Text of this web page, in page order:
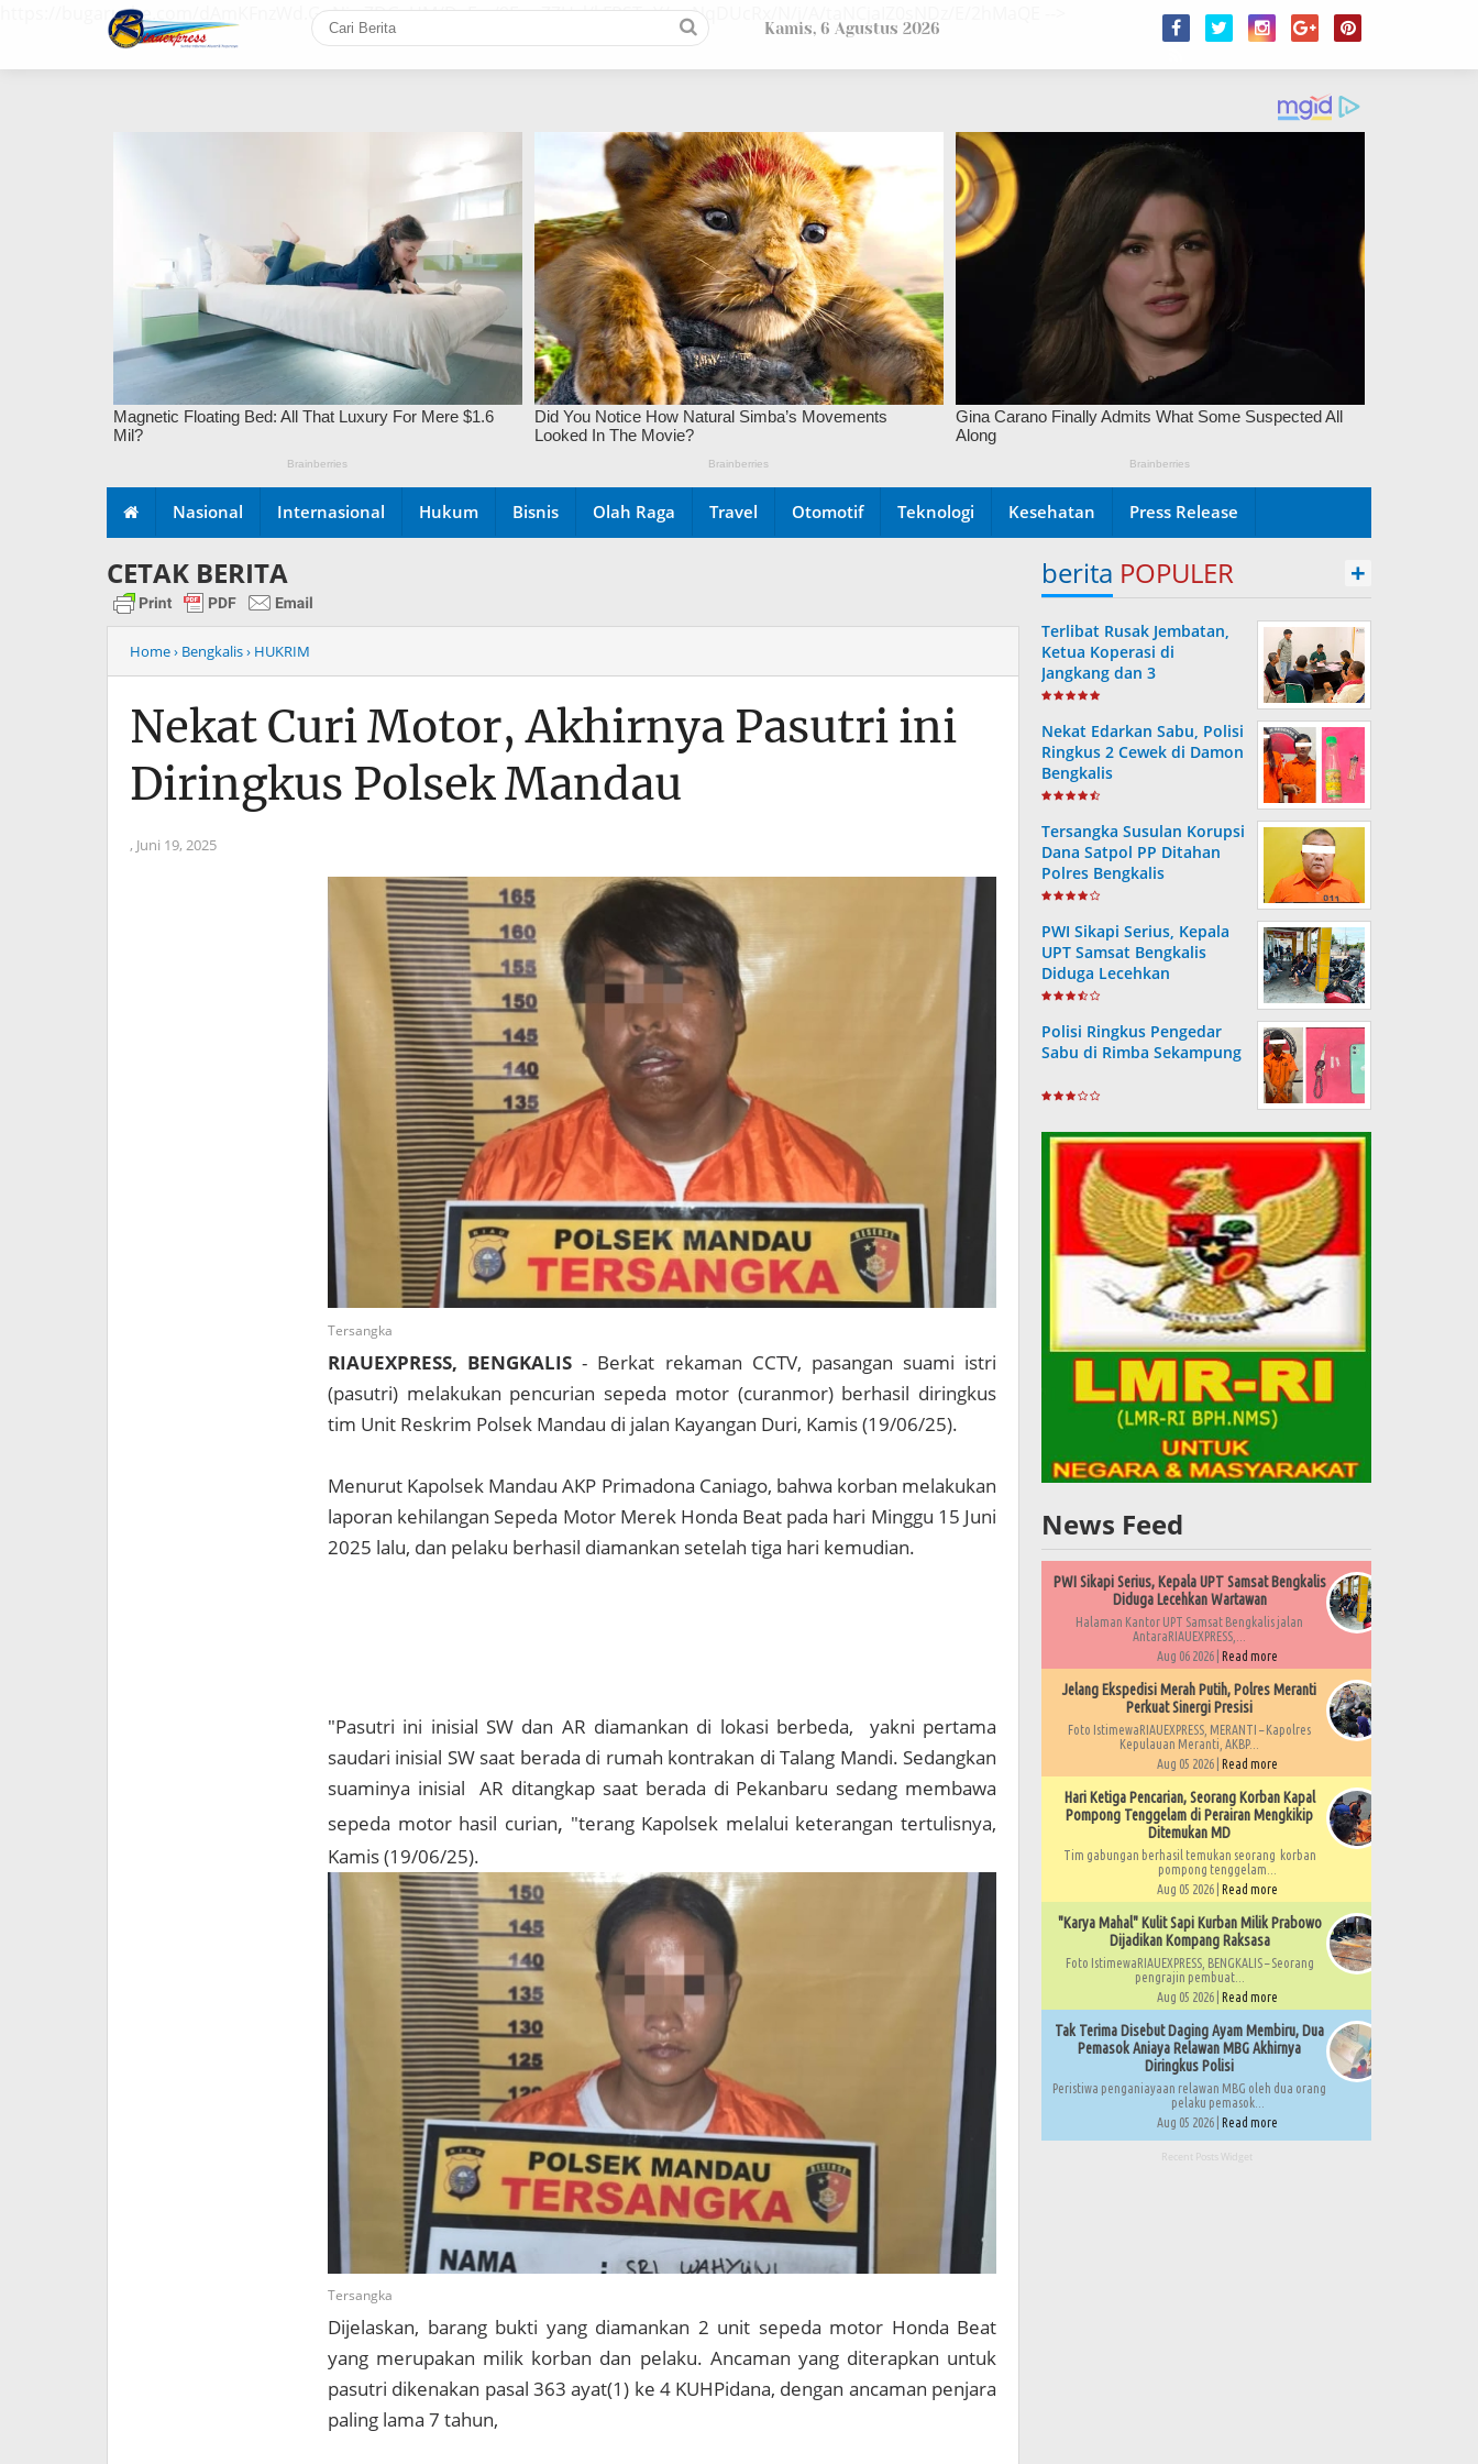
https://bugaruche.com/dAmKFnzWd.GoNiv-ZDGvUM/DeFm/9EupZZUsl/kFPSTuY/ywNqDUcRx/N/j/A/taNCjaIZ0sNDz/E/2hMaQE
Kamis, 6 Agustus 2026
Nasional Internasional Hukum Bisnis Olah Raga Travel Otomotif Teknologi Kesehatan Press Release
CETAK BERITA
Home› Bengkalis› HUKRIM
Nekat Curi Motor, Akhirnya Pasutri ini
Diringkus Polsek Mandau
, Juni 19, 2025
Tersangka
RIAUEXPRESS, BENGKALIS- Berkat rekaman CCTV, pasangan suami istri
(pasutri) melakukan pencurian sepeda motor (curanmor) berhasil diringkus
tim Unit Reskrim Polsek Mandau di jalan Kayangan Duri, Kamis (19/06/25).
Menurut Kapolsek Mandau AKP Primadona Caniago, bahwa korban melakukan
laporan kehilangan Sepeda Motor Merek Honda Beat pada hari Minggu 15 Juni
2025 lalu, dan pelaku berhasil diamankan setelah tiga hari kemudian.
"Pasutri ini inisial SW dan AR diamankan di lokasi berbeda, yakni pertama
saudari inisial SW saat berada di rumah kontrakan di Talang Mandi. Sedangkan
suaminya inisial AR ditangkap saat berada di Pekanbaru sedang membawa
sepeda motor hasil curian, "terang Kapolsek melalui keterangan tertulisnya,
Kamis (19/06/25).
Tersangka
Dijelaskan, barang bukti yang diamankan 2 unit sepeda motor Honda Beat
yang merupakan milik korban dan pelaku. Ancaman yang diterapkan untuk
pasutri dikenakan pasal 363 ayat(1) ke 4 KUHPidana, dengan ancaman penjara
paling lama 7 tahun,
berita POPULER +
Terlibat Rusak Jembatan,
Ketua Koperasi di
Jangkang dan 3
Pengurusnya Resmi Masuk
Nekat Edarkan Sabu, Polisi
Ringkus 2 Cewek di Damon
Bengkalis
Tersangka Susulan Korupsi
Dana Satpol PP Ditahan
Polres Bengkalis
PWI Sikapi Serius, Kepala
UPT Samsat Bengkalis
Diduga Lecehkan
Wartawan
Polisi Ringkus Pengedar
Sabu di Rimba Sekampung
News Feed
PWI Sikapi Serius, Kepala UPT Samsat Bengkalis
Diduga Lecehkan Wartawan
Halaman Kantor UPT Samsat Bengkalis jalan
AntaraRIAUEXPRESS,...
Aug 06 2026 | Read more
Jelang Ekspedisi Merah Putih, Polres Meranti
Perkuat Sinergi Presisi
Foto IstimewaRIAUEXPRESS, MERANTI – Kapolres
Kepulauan Meranti, AKBP...
Aug 05 2026 | Read more
Hari Ketiga Pencarian, Seorang Korban Kapal
Pompong Tenggelam di Perairan Mengkikip
Ditemukan MD
Tim gabungan berhasil temukan seorang korban
pompong tenggelam...
Aug 05 2026 | Read more
"Karya Mahal" Kulit Sapi Kurban Milik Prabowo
Dijadikan Kompang Raksasa
Foto IstimewaRIAUEXPRESS, BENGKALIS – Seorang
pengrajin pembuat...
Aug 05 2026 | Read more
Tak Terima Disebut Daging Ayam Membiru, Dua
Pemasok Aniaya Relawan MBG Akhirnya
Diringkus Polisi
Peristiwa penganiayaan relawan MBG oleh dua orang
pelaku pemasok...
Aug 05 2026 | Read more
Recent Posts Widget